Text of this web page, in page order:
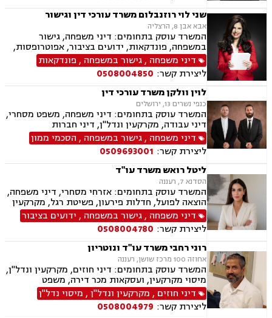
מכר דירה.
שני לוי רוזנבלום משרד עורכי דין וגישור
אבא אבן 8, הרצליה
המשרד עוסק בתחומים: דיני משפחה, גישור
במשפחה, פונדקאות, ידועים בציבור, אפוטרופסות,
הסכמי ממון, אבהות, מזונות, משמורת, גירושין,
הורות חד מינית, נישואים אזרחיים, חוק הנוער,
אימוץ, חלוקת רכוש, מעמד אישי, תיאום הורי, חטיפת
ילדים, זמני שהות (החזקת ילדים), אומנה, ניכור הורי,
עסקאות מתנה.
דיני משפחה ,גישור במשפחה , פונדקאות
ליצירת קשר: 0508004850
לוין וולקן משרד עורכי דין
כנפי נשרים 13, ירושלים
המשרד עוסק בתחומים: דיני משפחה, משפט מסחרי,
דיני עבודה, מקרקעין ונדל"ן, דיני חברות
דיני משפחה ,גישור במשפחה , הסכמי ממון
ליצירת קשר: 0509693001
ליטל רואש משרד עו"ד
הסדנא 7, רעננה
המשרד עוסק בתחומים: אזרחי מסחרי, דיני משפחה,
הוצאה לפועל, חדלות פירעון, פשיטת רגל, מקרקעין
ונדל"ן, ייפוי כוח מתמשך, צבא ומשרד הביטחון,
ביטוח לאומי.
דיני משפחה ,גישור במשפחה , ידועים בציבור
ליצירת קשר: 0508004780
רוני רחבי משרד עו"ד ונוטריון
אחוזה 100 מרכז שושן, רעננה
המשרד עוסק בתחומים: דיני חוזים, מקרקעין ונדל"ן,
מיסוי מקרקעין, ועסקאות מכר דירה, משפט
אזרחי-מסחרי, ייפוי כוח מתמשך, ירושות וצוואות,
דיני עבודה, דיני משפחה, הסכמי ממון, נזקי גוף
ותאונות, נוטריון.
דיני חוזים , מקרקעין ונדל"ן, מיסוי נדל"ן
ליצירת קשר: 0508004979